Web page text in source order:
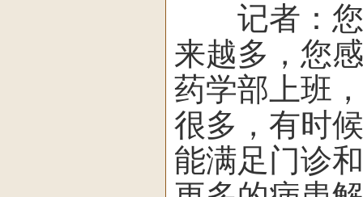
记者：您
来越多，您
药学部上班
很多，有时
能满足门诊